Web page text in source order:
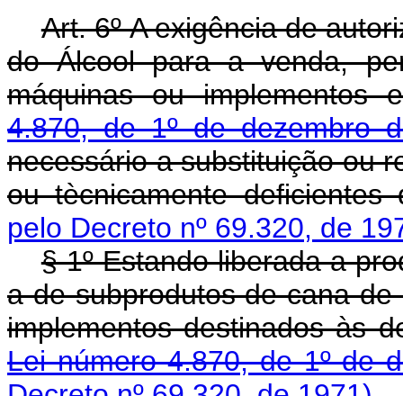
Art. 6º A exigência de
do Álcool para a venda,
máquinas ou implementos
4.870, de 1º de dezembro
necessário a substituição ou
ou tècnicamente
pelo Decreto nº 69.320, de
§ 1º Estando liberada a
a de subprodutos de cana
implementos destinados às
Lei número 4.870, de 1º de